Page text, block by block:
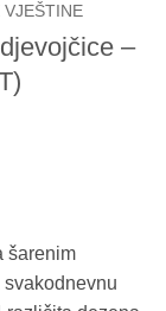
VJEŠTINE
–
šarenim